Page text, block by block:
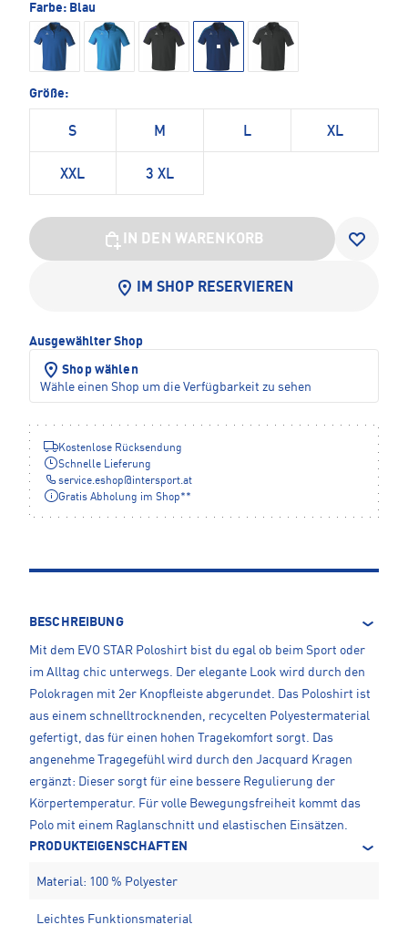
Farbe: Blau
Größe:
S M L XL
XXL 3 XL
IN DEN WARENKORB
IM SHOP RESERVIEREN
Ausgewählter Shop
Shop wählen
Wähle einen Shop um die Verfügbarkeit zu sehen
Kostenlose Rücksendung
Schnelle Lieferung
service.eshop@intersport.at
Gratis Abholung im Shop**
BESCHREIBUNG
Mit dem EVO STAR Poloshirt bist du egal ob beim Sport oder
im Alltag chic unterwegs. Der elegante Look wird durch den
Polokragen mit 2er Knopfleiste abgerundet. Das Poloshirt ist
aus einem schnelltrocknenden, recycelten Polyestermaterial
gefertigt, das für einen hohen Tragekomfort sorgt. Das
angenehme Tragegefühl wird durch den Jacquard Kragen
ergänzt: Dieser sorgt für eine bessere Regulierung der
Körpertemperatur. Für volle Bewegungsfreiheit kommt das
Polo mit einem Raglanschnitt und elastischen Einsätzen.
PRODUKTEIGENSCHAFTEN
Material: 100 % Polyester
Leichtes Funktionsmaterial